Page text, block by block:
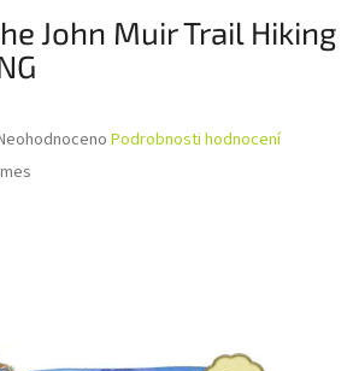
John Muir Trail Hiking
Podrobnosti hodnocení